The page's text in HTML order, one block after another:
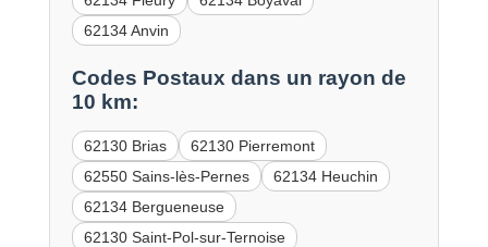
62134 Anvin
Codes Postaux dans un rayon de
10 km:
62130 Brias
62130 Pierremont
62550 Sains-lès-Pernes
62134 Heuchin
62134 Bergueneuse
62130 Saint-Pol-sur-Ternoise